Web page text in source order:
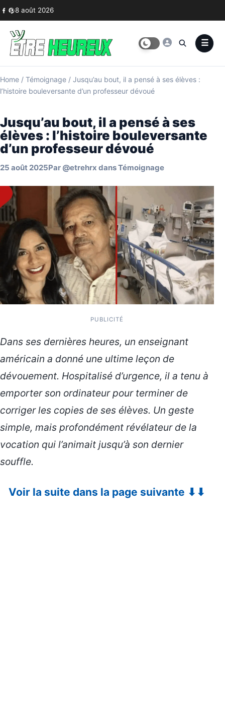
Skip to content
8 août 2026
Home / Témoignage / Jusqu’au bout, il a pensé à ses élèves :
l’histoire bouleversante d’un professeur dévoué
Jusqu’au bout, il a pensé à ses
élèves : l’histoire bouleversante
d’un professeur dévoué
25 août 2025Par @etrehrx dansTémoignage
PUBLICITÉ
Dans ses dernières heures, un enseignant
américain a donné une ultime leçon de
dévouement. Hospitalisé d’urgence, il a tenu à
emporter son ordinateur pour terminer de
corriger les copies de ses élèves. Un geste
simple, mais profondément révélateur de la
vocation qui l’animait jusqu’à son dernier
souffle.
Voir la suite dans la page suivante ⬇⬇